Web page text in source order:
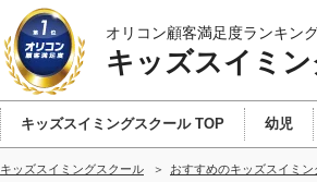
オリコン顧客満足度ランキン
キッズスイミ
キッズスイミングスクール TOP 幼児
キッズスイミングスクール おすすめのキッズスイミ